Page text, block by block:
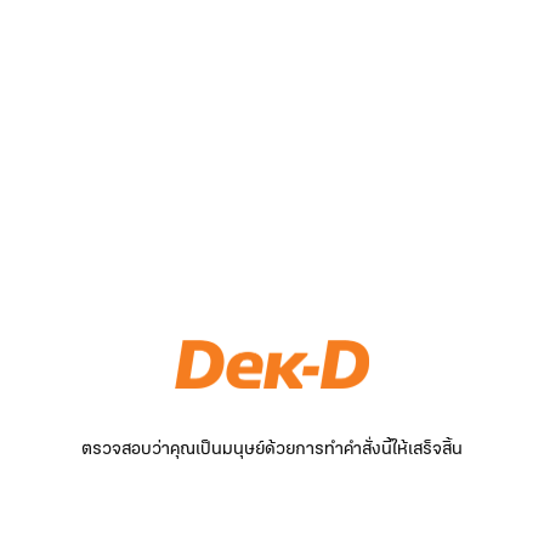
ตรวจสอบว่าคุณเป็นมนุษย์ด้วยการทำคำสั่งนี้ให้เสร็จสิ้น